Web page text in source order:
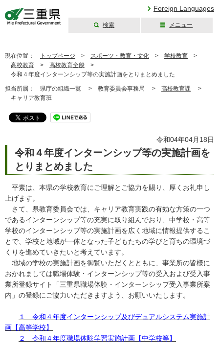
Foreign Languages
検索 メニュー
現在位置： トップページ > スポーツ・教育・文化 > 学校教育 >
高校教育 > 高校教育全般 >
令和４年度インターンシップ等の実施計画をとりまとめました
担当所属： 県庁の組織一覧 > 教育委員会事務局 > 高校教育課 >
キャリア教育班
令和04年04月18日
令和４年度インターンシップ等の実施計画を
とりまとめました
平素は、本県の学校教育にご理解とご協力を賜り、厚くお礼申し
上げます。
さて、県教育委員会では、キャリア教育実践の有効な方策の一つ
であるインターンシップ等の充実に取り組んでおり、中学校・高等
学校のインターンシップ等の実施計画を広く地域に情報提供するこ
とで、学校と地域が一体となった子どもたちの学びと育ちの環境づ
くりを進めていきたいと考えています。
地域の学校の実施計画を御覧いただくとともに、事業所の皆様に
おかれましては職場体験・インターンシップ等の受入および受入事
業所登録サイト「三重県職場体験・インターンシップ受入事業所案
内」の登録にご協力いただきますよう、お願いいたします。
１ 令和４年度インターンシップ及びデュアルシステム実施計
画【高等学校】
２ 令和４年度職場体験学習実施計画【中学校等】